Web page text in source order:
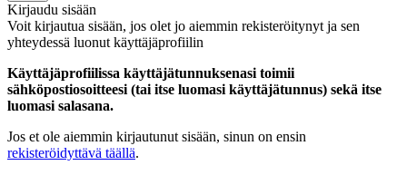
Kirjaudu sisään
Voit kirjautua sisään, jos olet jo aiemmin rekisteröitynyt ja sen
yhteydessä luonut käyttäjäprofiilin
Käyttäjäprofiilissa käyttäjätunnuksenasi toimii
sähköpostiosoitteesi (tai itse luomasi käyttäjätunnus) sekä itse
luomasi salasana.
Jos et ole aiemmin kirjautunut sisään, sinun on ensin
rekisteröidyttävä täällä.